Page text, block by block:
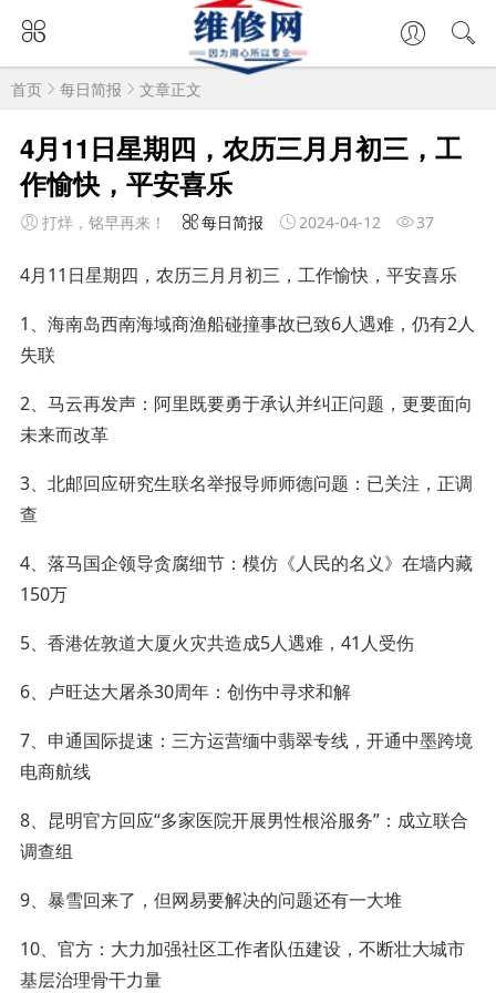
首页 每日简报 文章正文
4月11日星期四，农历三月月初三，工
作愉快，平安喜乐
打烊，铭早再来！ 每日简报 2024-04-12 37
4月11日星期四，农历三月月初三，工作愉快，平安喜乐
1、海南岛西南海域商渔船碰撞事故已致6人遇难，仍有2人
失联
2、马云再发声：阿里既要勇于承认并纠正问题，更要面向
未来而改革
3、北邮回应研究生联名举报导师师德问题：已关注，正调
查
4、落马国企领导贪腐细节：模仿《人民的名义》在墙内藏
150万
5、香港佐敦道大厦火灾共造成5人遇难，41人受伤
6、卢旺达大屠杀30周年：创伤中寻求和解
7、申通国际提速：三方运营缅中翡翠专线，开通中墨跨境
电商航线
8、昆明官方回应“多家医院开展男性根浴服务”：成立联合
调查组
9、暴雪回来了，但网易要解决的问题还有一大堆
10、官方：大力加强社区工作者队伍建设，不断壮大城市
基层治理骨干力量